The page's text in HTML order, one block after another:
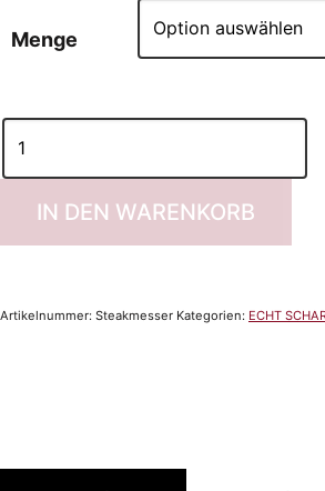
Menge
IN DEN WARENKORB
Artikelnummer: Steakmesser Kategorien: ECHT